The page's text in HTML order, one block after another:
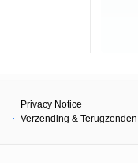
Privacy Notice
Verzending & Terugzenden